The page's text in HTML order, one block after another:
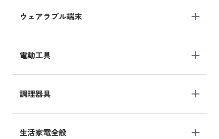
ウェアラブル端末
電動工具
調理器具
生活家電全般